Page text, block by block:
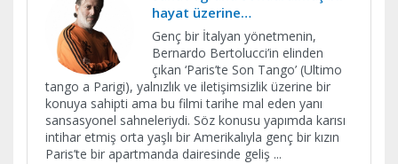
hayat üzerine…
Genç bir İtalyan yönetmenin,
Bernardo Bertolucci’in elinden
çıkan ‘Paris’te Son Tango’ (Ultimo
tango a Parigi), yalnızlık ve iletişimsizlik üzerine bir
konuya sahipti ama bu filmi tarihe mal eden yanı
sansasyonel sahneleriydi. Söz konusu yapımda karısı
intihar etmiş orta yaşlı bir Amerikalıyla genç bir kızın
Paris’te bir apartmanda dairesinde geliş ...